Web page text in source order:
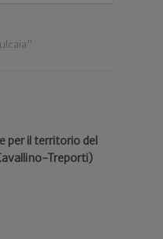
per il territorio del
Treporti)